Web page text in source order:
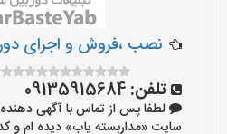
نصب ،فروش و اجرای
تلفن: 09135915684
لطفا پس از تماس با آگهی